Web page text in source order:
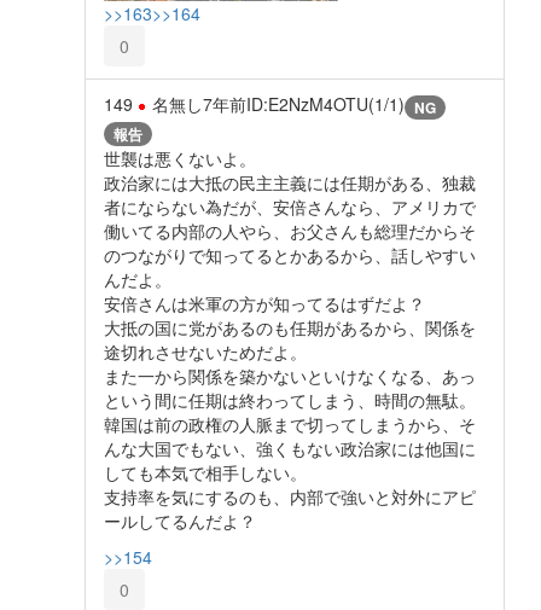
>>163>>164
0
149 名無し7年前ID:E2NzM4OTU(1/1) NG
報告
世襲は悪くないよ。
政治家には大抵の民主主義には任期がある、独裁
者にならない為だが、安倍さんなら、アメリカで
働いてる内部の人やら、お父さんも総理だからそ
のつながりで知ってるとかあるから、話しやすい
んだよ。
安倍さんは米軍の方が知ってるはずだよ？
大抵の国に党があるのも任期があるから、関係を
途切れさせないためだよ。
また一から関係を築かないといけなくなる、あっ
という間に任期は終わってしまう、時間の無駄。
韓国は前の政権の人脈まで切ってしまうから、そ
んな大国でもない、強くもない政治家には他国に
しても本気で相手しない。
支持率を気にするのも、内部で強いと対外にアピ
ールしてるんだよ？
>>154
0